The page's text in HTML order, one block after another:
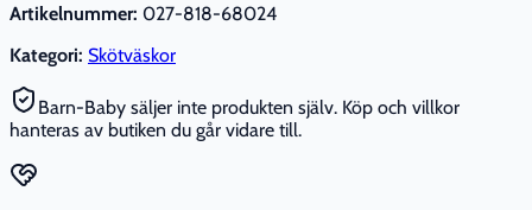
Artikelnummer: 027-818-68024
Kategori: Skötväskor
Barn-Baby säljer inte produkten själv. Köp och villkor
hanteras av butiken du går vidare till.